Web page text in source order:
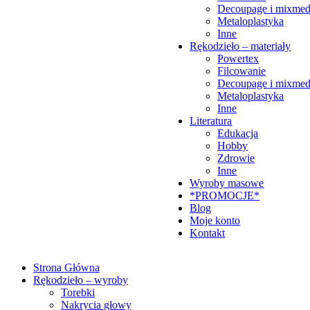
Decoupage i
Metaloplastyka
Inne
Rękodzieło – materiały
Powertex
Filcowanie
Decoupage i
Metaloplastyka
Inne
Literatura
Edukacja
Hobby
Zdrowie
Inne
Wyroby masowe
*PROMOCJE*
Blog
Moje konto
Kontakt
Strona Główna
Rękodzieło – wyroby
Torebki
Nakrycia głowy